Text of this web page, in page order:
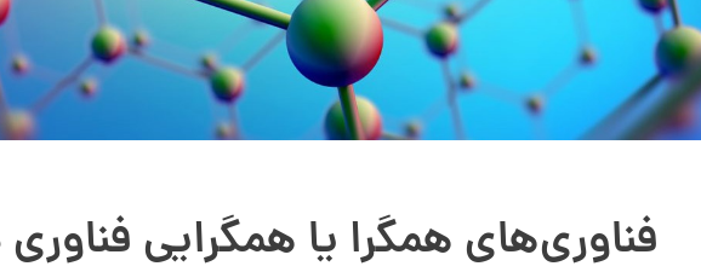
فناوری‌های همگرا یا همگرایی